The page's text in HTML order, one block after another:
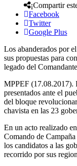
¡Compartir
Facebook
Twitter
Google Plus
Los abanderados por
sus propuestas para
legado del
MPPEF (17.08.2017).
presentados ante el
del bloque
chavista en las 23
En un acto realizado
Comando de
los candidatos a las
recorrido por sus